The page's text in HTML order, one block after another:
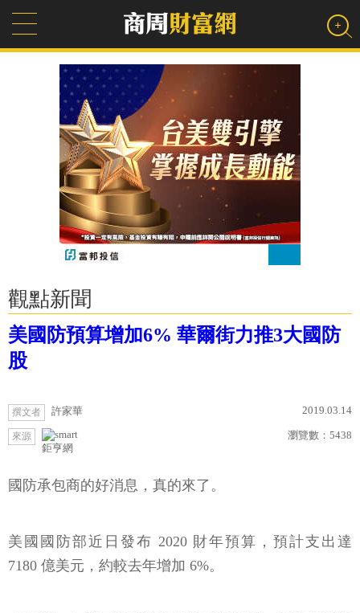
觀點新聞
美國防預算增加6% 華爾街力推3大國防
股
撰文者 許家華 2019.03.14
來源
鉅亨網
瀏覽數： 5438
國防承包商的好消息，真的來了。
美國國防部近日發布 2020 財年預算，預計支出達
7180 億美元，約較去年增加 6%。